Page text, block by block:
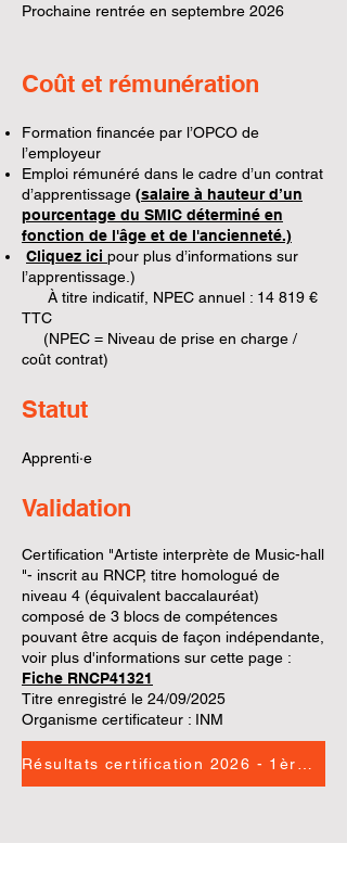
Prochaine rentrée en septembre 2026
Coût et rémunération
Formation financée par l’OPCO de
l’employeur
Emploi rémunéré dans le cadre d’un contrat
d’apprentissage (salaire à hauteur d’un
pourcentage du SMIC déterminé en
fonction de l'âge et de l'ancienneté.)
Cliquez ici pour plus d’informations sur
l’apprentissage.)
​ À titre indicatif, NPEC annuel : 14 819 €
TTC
(NPEC = Niveau de prise en charge /
coût contrat)
Statut
Apprenti·e​
Validation
Certification "Artiste interprète de Music-hall
"- inscrit au RNCP, titre homologué de
niveau 4 (équivalent baccalauréat)
composé de 3 blocs de compétences
pouvant être acquis de façon indépendante,
voir plus d'informations sur cette page :
Fiche RNCP41321
Titre enregistré le 24/09/2025
Organisme certificateur : INM